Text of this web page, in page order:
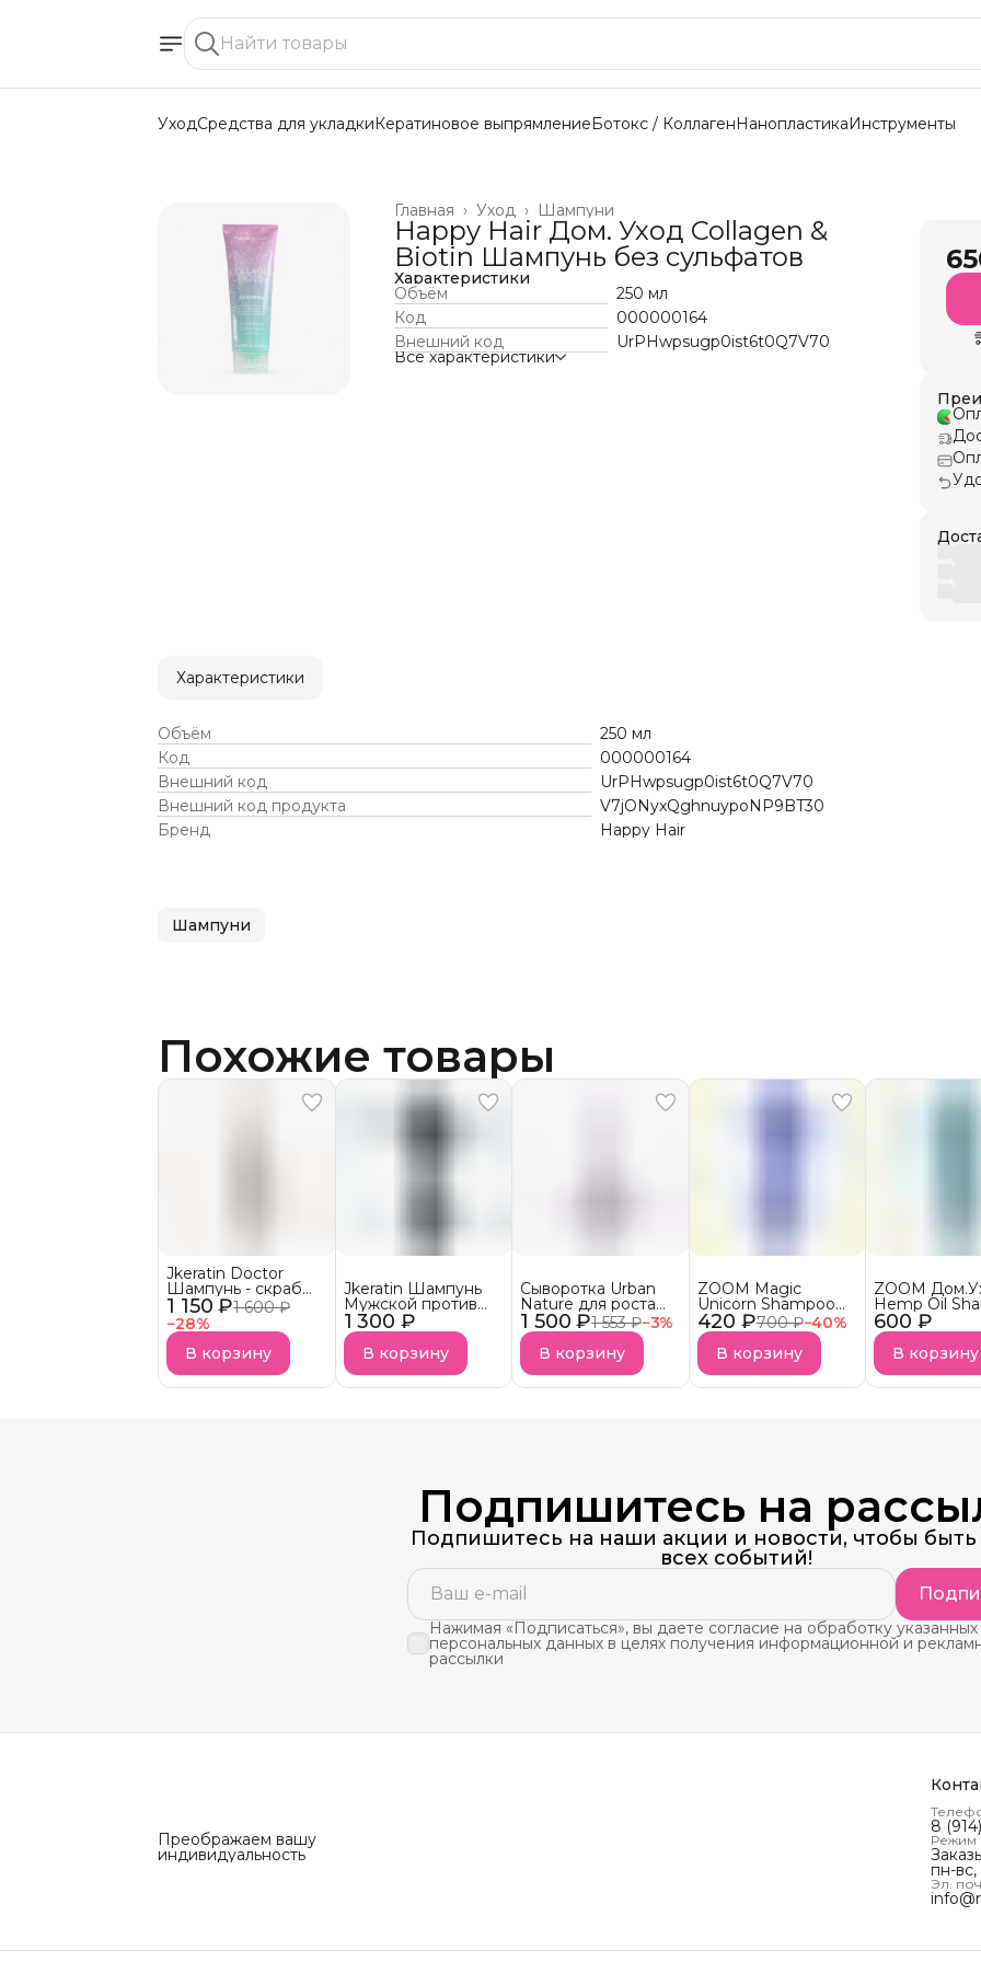
УходСредства для укладкиКератиновое выпрямлениеБотокс / КоллагенНанопластикаИнструменты
Шампуни
Уход ›
Главная ›
Happy Hair Дом. Уход Collagen &
Biotin Шампунь без сульфатов
Характеристики
Объём
250 мл
Код
000000164
Внешний код
UrPHwpsugp0ist6t0Q7V70
Все характеристики
Характеристики
Объём
250 мл
Код
000000164
Внешний код
UrPHwpsugp0ist6t0Q7V70
Внешний код продукта
V7jONyxQghnuypoNP9BT30
Бренд
Happy Hair
Шампуни
Похожие товары
1 150 ₽1 600 ₽
−28%
Jkeratin Doctor
Шампунь - скраб
Doctor СКОРО В
НАЛИЧИИ!
В корзину
1 300 ₽
Jkeratin Шампунь
Мужской против
выпадения волос
JMan СКОРО В
НАЛИЧИИ!
В корзину
1 500 ₽1 553 ₽−3%
Сыворотка Urban
Nature для роста
волос АКЦИЯ!
В корзину
420 ₽700 ₽−40%
ZOOM Magic
Unicorn Shampoo
Шампунь
безсульфатный
УСПЕЙ КУПИТЬ
Снятие с продаж
В корзину
600 ₽
ZOOM
Hemp Oil
Шампунь
В корзину
Подпишитесь на
Подпишитесь на наши акции и новости, чтобы быть
всех событий!
Нажимая «Подписаться», вы даете согласие на обработку указанных
персональных данных в целях получения информационной и
рассылки
Преображаем вашу
индивидуальность
8
Режим
пн-
Эл.